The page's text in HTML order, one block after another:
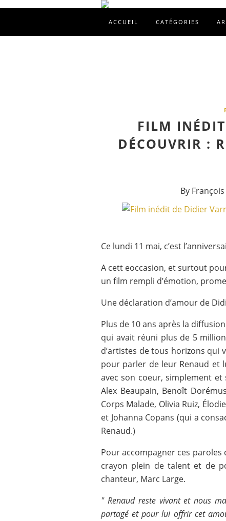
ACCUEIL CATÉGORIES
FILM
DÉCOUVRIR :
By
Ce lundi 11 mai, c’est
A cett eoccasion, et surtout
un film rempli d’émotion,
Une déclaration d’amour de
Plus de 10 ans après la
qui avait réuni plus de 5
d’artistes de tous horizons qui
pour parler de leur Renaud et
avec son coeur, simplement et
Alex Beaupain, Benoît
Corps Malade, Olivia Ruiz,
et Johanna Copans (qui a
Renaud.)
Pour accompagner ces paroles
crayon plein de talent et de
chanteur, Marc Large.
" Renaud reste vivant et nous
partagé et pour lui offrir cet